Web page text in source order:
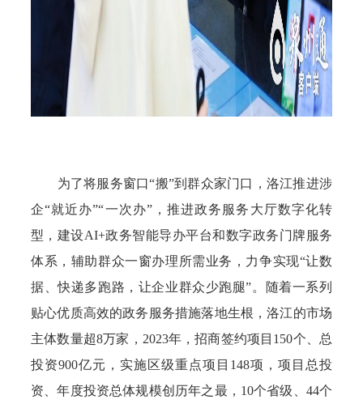
为了将服务窗口“搬”到群众家门口，洛江推进涉
企“就近办”“一次办”，推进政务服务大厅数字化转
型，建设AI+政务智能导办平台和数字政务门牌服务
体系，辅助群众一窗办理所需业务，力争实现“让数
据、快递多跑路，让企业群众少跑腿”。随着一系列
贴心优质高效的政务服务措施落地生根，洛江的市场
主体数量超8万家，2023年，招商签约项目150个、总
投资900亿元，实施区级重点项目148项，项目总投
资、年度投资总体规模创历年之最，10个省级、44个